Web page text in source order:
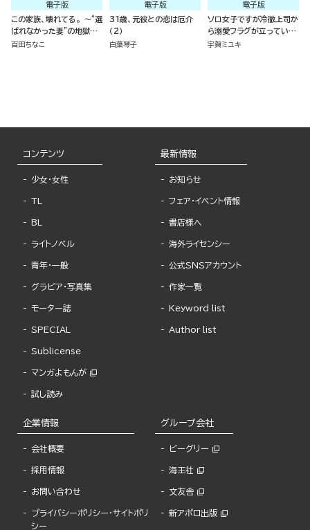
電子版
この家族、壊れてる。 ～“選
ばれなかった妻”の地獄～
（分冊版）
百田ちなこ
電子版
31歳、元彼との恋は厄介
（2）
白葉琴子
電子版
ソロ女子ですが冷徹上司か
ら溺愛フラグが立っていま
す…!?（分冊版）
宇賀ミユキ
コンテンツ
少女・女性
TL
BL
ライトノベル
青年・一般
グラビア・写真集
モーター誌
SPECIAL
Sublicense
マンガよもんが
試し読み
最新情報
お知らせ
フェア・イベント情報
書店様へ
海外ライセンシー
公式SNSアカウント
作家一覧
Keyword list
Author list
企業情報
会社概要
採用情報
お問い合わせ
プライバシーポリシー・サイトポリ
シー
グループ会社
ビーグリー
海王社
文友舎
新アポロ出版